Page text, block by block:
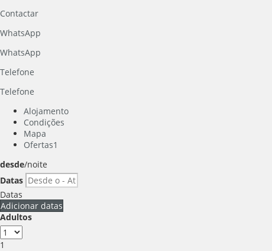
Contactar
WhatsApp
WhatsApp
Telefone
Telefone
Alojamento
Condições
Mapa
Ofertas1
desde/noite
Datas
Datas
Adicionar datas
Adultos
1